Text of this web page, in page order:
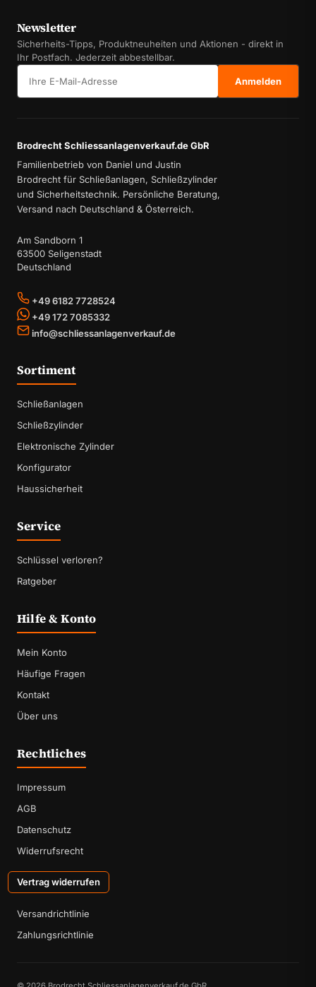
Newsletter
Sicherheits-Tipps, Produktneuheiten und Aktionen - direkt in
Ihr Postfach. Jederzeit abbestellbar.
Anmelden
Brodrecht Schliessanlagenverkauf.de GbR
Familienbetrieb von Daniel und Justin
Brodrecht für Schließanlagen, Schließzylinder
und Sicherheitstechnik. Persönliche Beratung,
Versand nach Deutschland & Österreich.
Am Sandborn 1
63500 Seligenstadt
Deutschland
+49 6182 7728524
+49 172 7085332
info@schliessanlagenverkauf.de
Sortiment
Schließanlagen
Schließzylinder
Elektronische Zylinder
Konfigurator
Haussicherheit
Service
Schlüssel verloren?
Ratgeber
Hilfe & Konto
Mein Konto
Häufige Fragen
Kontakt
Über uns
Rechtliches
Impressum
AGB
Datenschutz
Widerrufsrecht
Vertrag widerrufen
Versandrichtlinie
Zahlungsrichtlinie